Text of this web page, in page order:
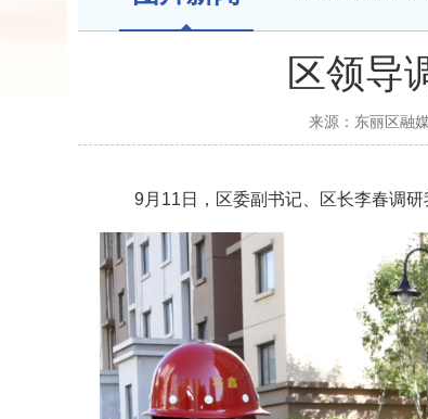
区领导
来源： 东丽区融
9月11日，区委副书记、区长李春调研